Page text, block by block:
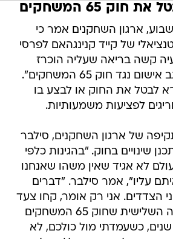
65 המשחקים
ארגון השחקנים אמר כי
של קייד קנינגהאם לפרסי
קשה בריאה שעליה הוכרז
לאחרונה, הוא "כתב אישום נגד חוק 65 המשחקים".
לבטל את החוק או לבצע בו
לפציעות משמעותיות.
של ארגון השחקנים, סילבר
שינויים בחוק. "בהגינות כלפי
לא אגיד שאין משהו שאנחנו
עליו", אמר סילבר. "דברים
הצדדים. אני רק אומר, קחו צעד
אחורה. זו רק השנה השלישית שחוק 65 המשחקים
כשעמדתי מול כולכם, לא